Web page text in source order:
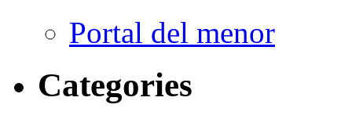
Portal del menor
Categories